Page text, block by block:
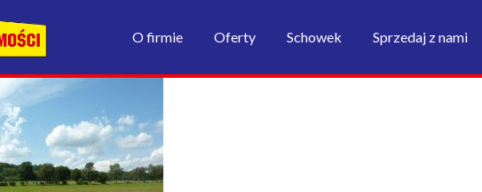
O firmie Oferty Schowek Sprzedaj z nami